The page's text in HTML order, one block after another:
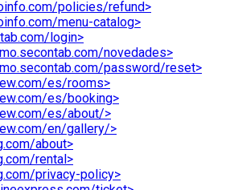
policies/refund>
menu-catalog>
login>
novedades>
password/reset>
es/rooms>
es/booking>
es/about/>
en/gallery/>
about>
rental>
privacy-policy>